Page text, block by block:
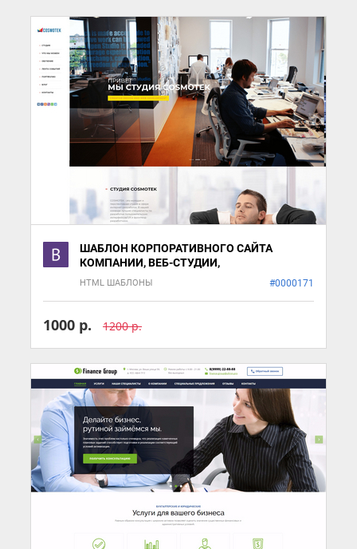
ШАБЛОН КОРПОРАТИВНОГО САЙТА
КОМПАНИИ, ВЕБ-СТУДИИ,
РАЗРАБОТЧИКОВ.
HTML ШАБЛОНЫ #0000171
1000 р. 1200 р.